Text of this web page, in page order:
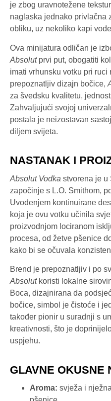
je zbog uravnotežene
naglaska jednako privlačna
obliku, uz nekoliko kapi
Ova minijatura odličan je
Absolutprvi put, obogatiti
imati vrhunsku votku pri ruci
prepoznatljiv dizajn bočice,
za švedsku kvalitetu,
Zahvaljujući svojoj
postala je neizostavan
diljem svijeta.
NASTANAK I
Absolut Vodka stvorena je u
započinje s L.O. Smithom,
Uvođenjem kontinuirane
koja je ovu votku učinila
proizvodnjom lociranom
procesa, od žetve pšenice
kako bi se očuvala
Brend je prepoznatljiv i po
Absolutkoristi lokalne
Boca, dizajnirana da
bočice, simbol je čistoće i
također pionir u suradnji s
kreativnosti, što je
uspjehu.
GLAVNE OKUSNE
Aroma: svježa i